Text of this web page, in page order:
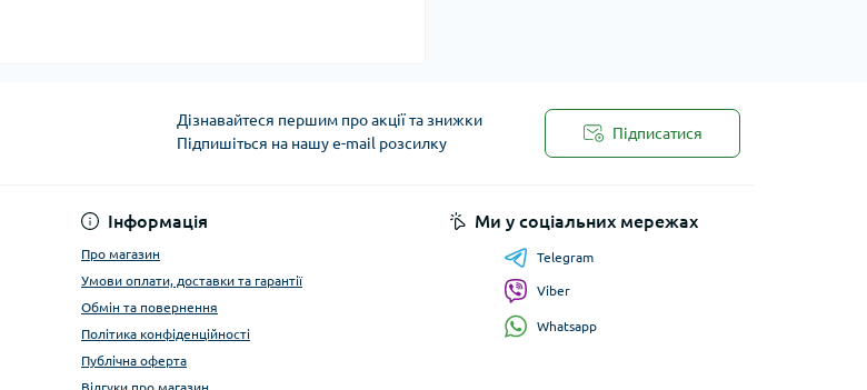
Дізнавайтеся першим про акції та знижки
Підпишіться на нашу e-mail розсилку
Підписатися
Інформація
Про магазин
Умови оплати, доставки та гарантії
Обмін та повернення
Політика конфіденційності
Публічна оферта
Ми у соціальних мережах
Telegram
Viber
Whatsapp